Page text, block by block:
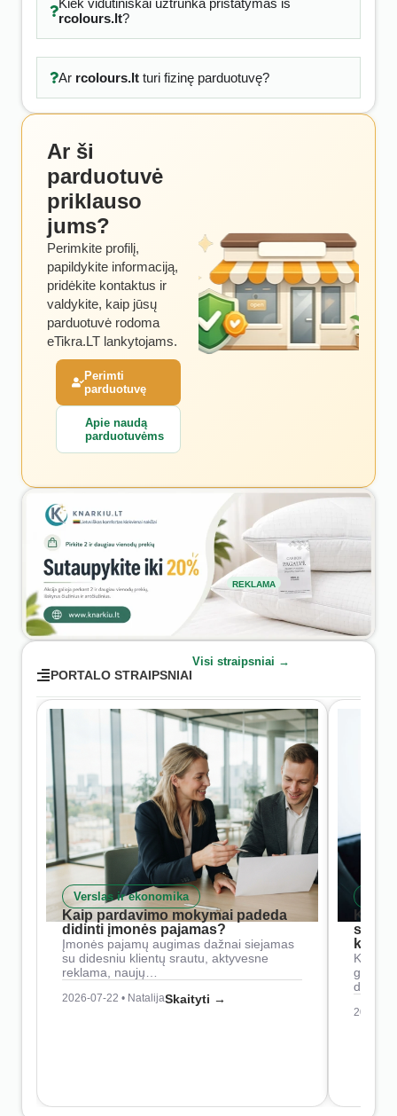
Kiek vidutiniškai užtrunka pristatymas iš
rcolours.lt?
Ar rcolours.ltturi fizinę parduotuvę?
Ar ši
parduotuvė
priklauso
jums?
Perimkite profilį,
papildykite informaciją,
pridėkite kontaktus ir
valdykite, kaip jūsų
parduotuvė rodoma
eTikra.LT lankytojams.
Perimti
parduotuvę
Apie naudą
parduotuvėms
REKLAMA
PORTALO STRAIPSNIAI
Visi straipsniai →
Verslas ir ekonomika
Kaip pardavimo mokymai padeda
didinti įmonės pajamas?
Įmonės pajamų augimas dažnai siejamas
su didesniu klientų srautu, aktyvesne
reklama, naujų…
2026-07-22 • NatalijaSkaityti →
Kaip
2026-